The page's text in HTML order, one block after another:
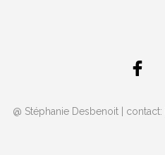
@ Stéphanie Desbenoit | contact: